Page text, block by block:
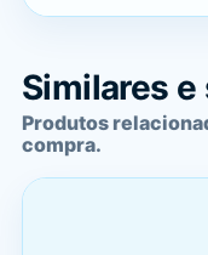
Similares
Produtos
compra.